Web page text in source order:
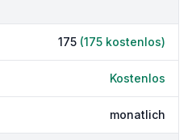
175 (175 kostenlos)
Kostenlos
monatlich